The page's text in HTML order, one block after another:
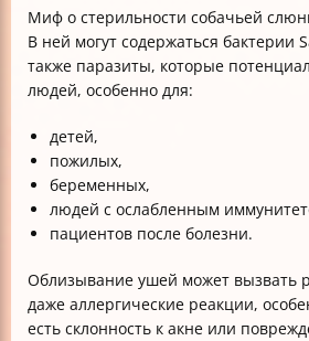
Миф о стерильности собачьей
В ней могут содержаться бактерии
также паразиты, которые
людей, особенно для:
детей,
пожилых,
беременных,
людей с ослабленным
пациентов после болезни.
Облизывание ушей может вызвать
даже аллергические реакции,
есть склонность к акне или